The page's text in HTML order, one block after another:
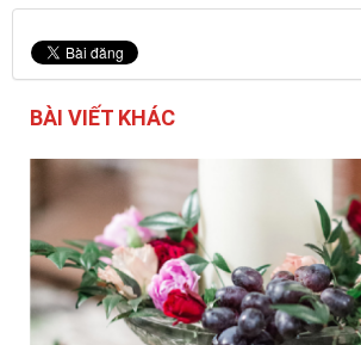
BÀI VIẾT KHÁC